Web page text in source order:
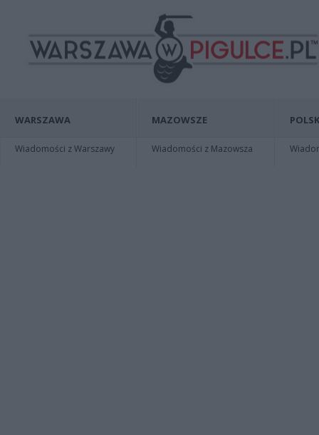
WARSZAWA
Wiadomości z Warszawy
MAZOWSZE
Wiadomości z Mazowsza